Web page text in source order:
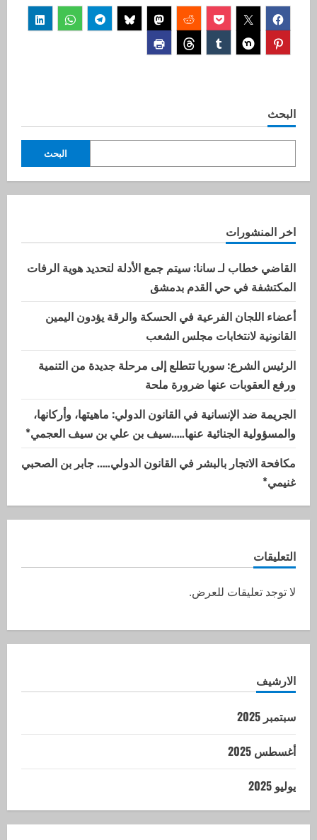
البحث
البحث
اخر المنشورات
القاضي خطاب لـ سانا: سيتم جمع الأدلة لتحديد هوية الرفات
المكتشفة في حي القدم بدمشق
أعضاء اللجان الفرعية في الحسكة والرقة يؤدون اليمين
القانونية لانتخابات مجلس الشعب
الرئيس الشرع: سوريا تتطلع إلى مرحلة جديدة من التنمية
ورفع العقوبات عنها ضرورة ملحة
الجريمة ضد الإنسانية في القانون الدولي: ماهيتها، وأركانها،
والمسؤولية الجنائية عنها…..سيف بن علي بن سيف العجمي*
مكافحة الاتجار بالبشر في القانون الدولي….. جابر بن الصحبي
غنيمي*
التعليقات
لا توجد تعليقات للعرض.
الارشيف
سبتمبر 2025
أغسطس 2025
يوليو 2025